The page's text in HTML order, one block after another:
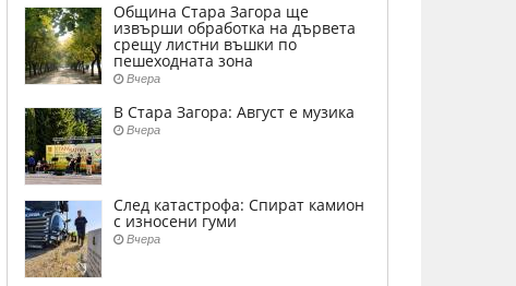
Община Стара Загора ще
извърши обработка на дървета
срещу листни въшки по
пешеходната зона
Вчера
В Стара Загора: Август е музика
Вчера
След катастрофа: Спират камион
с износени гуми
Вчера